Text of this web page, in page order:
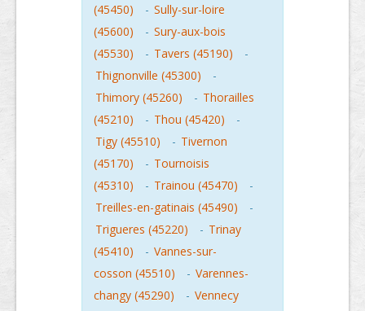
(45450)
- Sully-sur-loire
(45600)
- Sury-aux-bois
(45530)
- Tavers (45190)
-
Thignonville (45300)
-
Thimory (45260)
- Thorailles
(45210)
- Thou (45420)
-
Tigy (45510)
- Tivernon
(45170)
- Tournoisis
(45310)
- Trainou (45470)
-
Treilles-en-gatinais (45490)
-
Trigueres (45220)
- Trinay
(45410)
- Vannes-sur-
cosson (45510)
- Varennes-
changy (45290)
- Vennecy